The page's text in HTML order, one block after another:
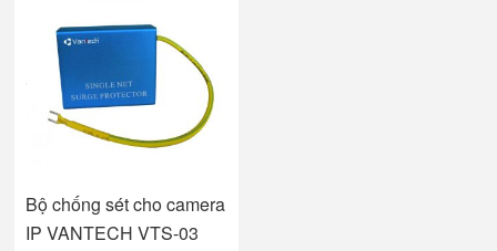
Bộ chống sét cho camera
IP VANTECH VTS-03